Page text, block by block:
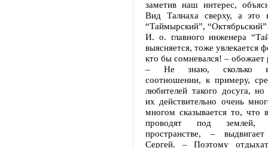
заметив наш интерес,
Вид Талнаха сверху, а
“Таймырский”,
И. о. главного инженера
выясняется, тоже увлекается
кто бы сомневался! – обожает
– Не знаю, сколько в
соотношении, к примеру,
любителей такого досуга, но
их действительно очень
многом сказывается то, что
проводят под землей,
пространстве, –
Сергей. – Поэтому